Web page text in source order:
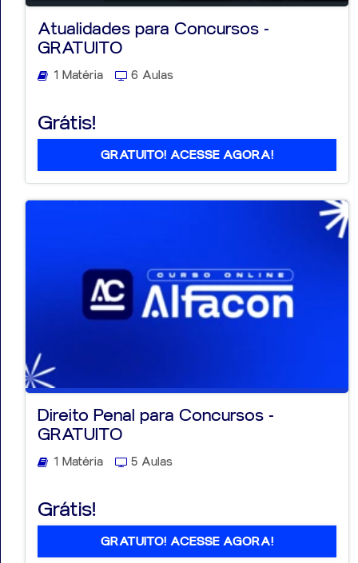
Atualidades para Concursos -
GRATUITO
1 Matéria 6 Aulas
Grátis!
GRATUITO! ACESSE AGORA!
Direito Penal para Concursos -
GRATUITO
1 Matéria 5 Aulas
Grátis!
GRATUITO! ACESSE AGORA!